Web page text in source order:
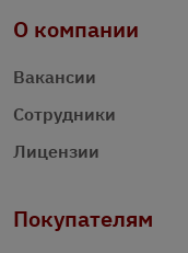
О компании
Вакансии
Сотрудники
Лицензии
Покупателям